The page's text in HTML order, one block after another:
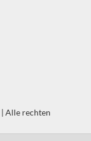
| Alle rechten